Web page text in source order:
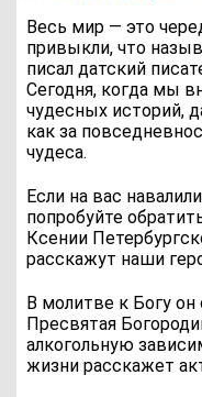
Весь мир — это
привыкли, что
писал датский
Сегодня, когда мы
чудесных историй,
как за
чудеса.
Если на вас
попробуйте
Ксении
расскажут наши
В молитве к Богу он
Пресвятая
алкогольную
жизни расскажет